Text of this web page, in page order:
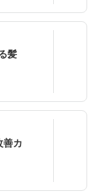
髪
善カ